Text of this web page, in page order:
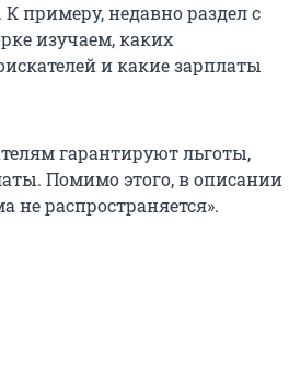
примеру, недавно раздел с
изучаем, каких
и какие зарплаты
гарантируют льготы,
Помимо этого, в описании
не распространяется».